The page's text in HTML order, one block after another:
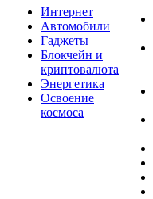
Интернет
Автомобили
Гаджеты
Блокчейн и
криптовалюта
Энергетика
Освоение
космоса